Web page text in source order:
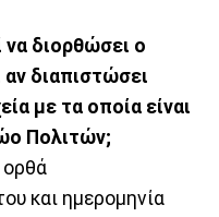
να διορθώσει ο
αν διαπιστώσει
με τα οποία είναι
Πολιτών;
ορθά
και ημερομηνία